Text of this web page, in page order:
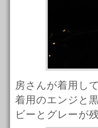
房さんが着用し
着用のエンジと
ビーとグレーが